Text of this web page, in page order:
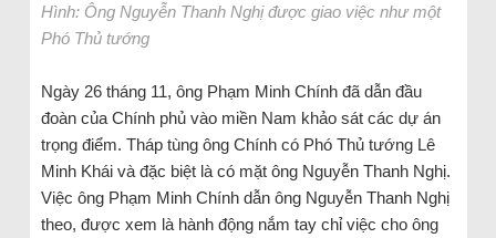
Hình: Ông Nguyễn Thanh Nghị được giao việc như một
Phó Thủ tướng
Ngày 26 tháng 11, ông Phạm Minh Chính đã dẫn đầu
đoàn của Chính phủ vào miền Nam khảo sát các dự án
trọng điểm. Tháp tùng ông Chính có Phó Thủ tướng Lê
Minh Khái và đặc biệt là có mặt ông Nguyễn Thanh Nghị.
Việc ông Phạm Minh Chính dẫn ông Nguyễn Thanh Nghị
theo, được xem là hành động nắm tay chỉ việc cho ông